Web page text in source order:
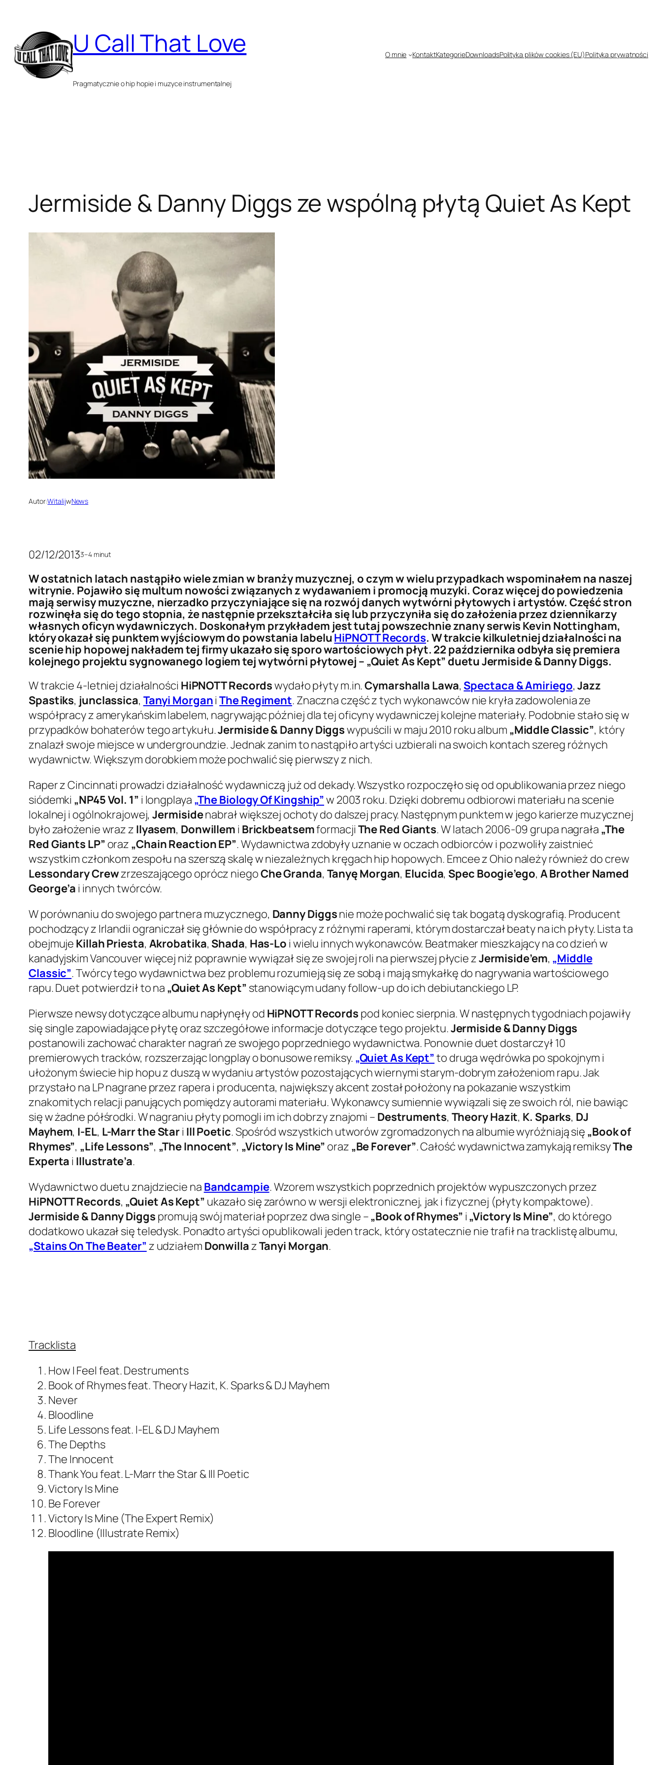
treści
U Call That Love
Pragmatycznie o hip hopie i muzyce instrumentalnej
O mnie KontaktKategorieDownloadsPolityka plików cookies (EU)Polityka prywatności
Jermiside & Danny Diggs ze wspólną płytą Quiet As Kept
Autor:WitalijwNews
02/12/20133–4 minut
W ostatnich latach nastąpiło wiele zmian w branży muzycznej, o czym w wielu przypadkach wspominałem na naszej
witrynie. Pojawiło się multum nowości związanych z wydawaniem i promocją muzyki. Coraz więcej do powiedzenia
mają serwisy muzyczne, nierzadko przyczyniające się na rozwój danych wytwórni płytowych i artystów. Część stron
rozwinęła się do tego stopnia, że następnie przekształciła się lub przyczyniła się do założenia przez dziennikarzy
własnych oficyn wydawniczych. Doskonałym przykładem jest tutaj powszechnie znany serwis Kevin Nottingham,
który okazał się punktem wyjściowym do powstania labeluHiPNOTT Records. W trakcie kilkuletniej działalności na
scenie hip hopowej nakładem tej firmy ukazało się sporo wartościowych płyt. 22 października odbyła się premiera
kolejnego projektu sygnowanego logiem tej wytwórni płytowej – „Quiet As Kept” duetu Jermiside & Danny Diggs.
W trakcie 4-letniej działalności HiPNOTT Recordswydało płyty m.in.Cymarshalla Lawa, Spectaca & Amiriego,Jazz
Spastiks, junclassica, Tanyi MorganiThe Regiment. Znaczna część z tych wykonawców nie kryła zadowolenia ze
współpracy z amerykańskim labelem, nagrywając później dla tej oficyny wydawniczej kolejne materiały. Podobnie stało się w
przypadków bohaterów tego artykułu.Jermiside & Danny Diggswypuścili w maju 2010 roku album „Middle Classic”, który
znalazł swoje miejsce w undergroundzie. Jednak zanim to nastąpiło artyści uzbierali na swoich kontach szereg różnych
wydawnictw. Większym dorobkiem może pochwalić się pierwszy z nich.
Raper z Cincinnati prowadzi działalność wydawniczą już od dekady. Wszystko rozpoczęło się od opublikowania przez niego
siódemki „NP45 Vol. 1” i longplaya „The Biology Of Kingship”w 2003 roku. Dzięki dobremu odbiorowi materiału na scenie
lokalnej i ogólnokrajowej,Jermisidenabrał większej ochoty do dalszej pracy. Następnym punktem w jego karierze muzycznej
było założenie wraz z Ilyasem, Donwillem i Brickbeatsemformacji The Red Giants. W latach 2006-09 grupa nagrała „The
Red Giants LP” oraz „Chain Reaction EP”. Wydawnictwa zdobyły uznanie w oczach odbiorców i pozwoliły zaistnieć
wszystkim członkom zespołu na szerszą skalę w niezależnych kręgach hip hopowych. Emcee z Ohio należy również do crew
Lessondary Crewzrzeszającego oprócz niegoChe Granda, Tanyę Morgan, Elucida, Spec Boogie’ego, A Brother Named
George’a i innych twórców.
W porównaniu do swojego partnera muzycznego, Danny Diggsnie może pochwalić się tak bogatą dyskografią. Producent
pochodzący z Irlandii ograniczał się głównie do współpracy z różnymi raperami, którym dostarczał beaty na ich płyty. Lista ta
obejmuje Killah Priesta, Akrobatika, Shada, Has-Lo i wielu innych wykonawców. Beatmaker mieszkający na co dzień w
kanadyjskim Vancouver więcej niż poprawnie wywiązał się ze swojej roli na pierwszej płycie zJermiside’em, „Middle
Classic”. Twórcy tego wydawnictwa bez problemu rozumieją się ze sobą i mają smykałkę do nagrywania wartościowego
rapu. Duet potwierdził to na „Quiet As Kept” stanowiącym udany follow-up do ich debiutanckiego LP.
Pierwsze newsy dotyczące albumu napłynęły od HiPNOTT Records pod koniec sierpnia. W następnych tygodniach pojawiły
się single zapowiadające płytę oraz szczegółowe informacje dotyczące tego projektu.Jermiside & Danny Diggs
postanowili zachować charakter nagrań ze swojego poprzedniego wydawnictwa. Ponownie duet dostarczył 10
premierowych tracków, rozszerzając longplay o bonusowe remiksy. „Quiet As Kept”to druga wędrówka po spokojnym i
ułożonym świecie hip hopu z duszą w wydaniu artystów pozostających wiernymi starym-dobrym założeniom rapu. Jak
przystało na LP nagrane przez rapera i producenta, największy akcent został położony na pokazanie wszystkim
znakomitych relacji panujących pomiędzy autorami materiału. Wykonawcy sumiennie wywiązali się ze swoich ról, nie bawiąc
się w żadne półśrodki. W nagraniu płyty pomogli im ich dobrzy znajomi – Destruments, Theory Hazit, K. Sparks, DJ
Mayhem, I-EL, L-Marr the Stari Ill Poetic. Spośród wszystkich utworów zgromadzonych na albumie wyróżniają się „Book of
Rhymes”, „Life Lessons”, „The Innocent”, „Victory Is Mine” oraz „Be Forever”. Całość wydawnictwa zamykają remiksyThe
Experta i Illustrate’a.
Wydawnictwo duetu znajdziecie na Bandcampie. Wzorem wszystkich poprzednich projektów wypuszczonych przez
HiPNOTT Records, „Quiet As Kept” ukazało się zarówno w wersji elektronicznej, jak i fizycznej (płyty kompaktowe).
Jermiside & Danny Diggs promują swój materiał poprzez dwa single –„Book of Rhymes” i „Victory Is Mine”, do którego
dodatkowo ukazał się teledysk. Ponadto artyści opublikowali jeden track, który ostatecznie nie trafił na tracklistę albumu,
„Stains On The Beater”z udziałem DonwillazTanyi Morgan.
Tracklista
How I Feel feat. Destruments
Book of Rhymes feat. Theory Hazit, K. Sparks & DJ Mayhem
Never
Bloodline
Life Lessons feat. I-EL & DJ Mayhem
The Depths
The Innocent
Thank You feat. L-Marr the Star & Ill Poetic
Victory Is Mine
Be Forever
Victory Is Mine (The Expert Remix)
Bloodline (Illustrate Remix)